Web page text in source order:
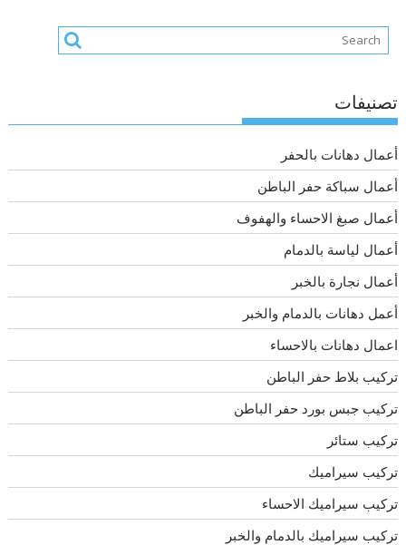
تصنيفات
أعمال دهانات بالحفر
أعمال سباكة حفر الباطن
أعمال صبغ الاحساء والهفوف
أعمال لياسة بالدمام
أعمال نجارة بالخبر
أعمل دهانات بالدمام والخبر
اعمال دهانات بالاحساء
تركيب بلاط حفر الباطن
تركيب جبس بورد حفر الباطن
تركيب ستائر
تركيب سيراميك
تركيب سيراميك الاحساء
تركيب سيراميك بالدمام والخبر